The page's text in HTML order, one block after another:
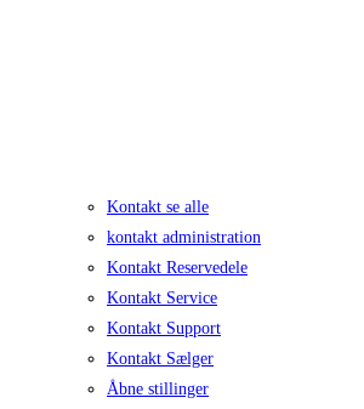
Kontakt se alle
kontakt administration
Kontakt Reservedele
Kontakt Service
Kontakt Support
Kontakt Sælger
Åbne stillinger